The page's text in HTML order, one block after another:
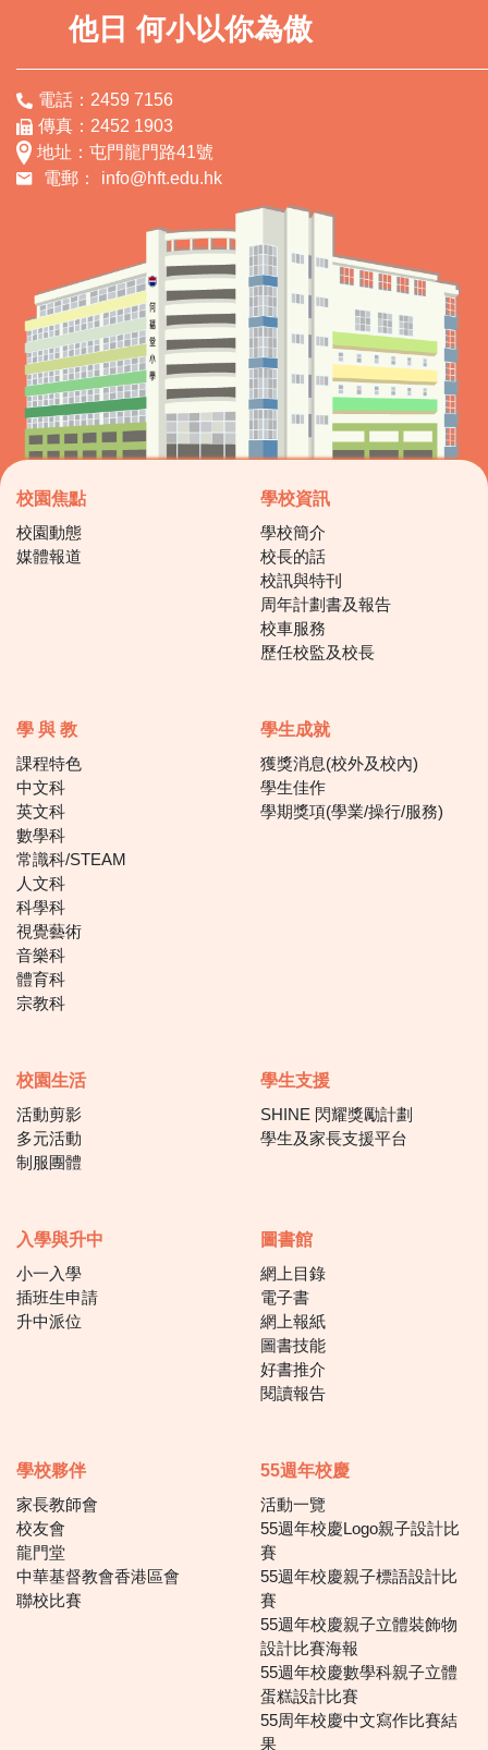
他日 何小以你為傲
電話：2459 7156
傳真：2452 1903
地址：屯門龍門路41號
電郵：
info@hft.edu.hk
校園焦點
校園動態
媒體報道
學校資訊
學校簡介
校長的話
校訊與特刊
周年計劃書及報告
校車服務
歷任校監及校長
學 與 教
課程特色
中文科
英文科
數學科
常識科/STEAM
人文科
科學科
視覺藝術
音樂科
體育科
宗教科
學生成就
獲獎消息(校外及校內)
學生佳作
學期獎項(學業/操行/服務)
校園生活
活動剪影
多元活動
制服團體
學生支援
SHINE 閃耀獎勵計劃
學生及家長支援平台
入學與升中
小一入學
插班生申請
升中派位
圖書館
網上目錄
電子書
網上報紙
圖書技能
好書推介
閱讀報告
學校夥伴
家長教師會
校友會
龍門堂
中華基督教會香港區會
聯校比賽
55週年校慶
活動一覽
55週年校慶Logo親子設計比
賽
55週年校慶親子標語設計比
賽
55週年校慶親子立體裝飾物
設計比賽海報
55週年校慶數學科親子立體
蛋糕設計比賽
55周年校慶中文寫作比賽結
果